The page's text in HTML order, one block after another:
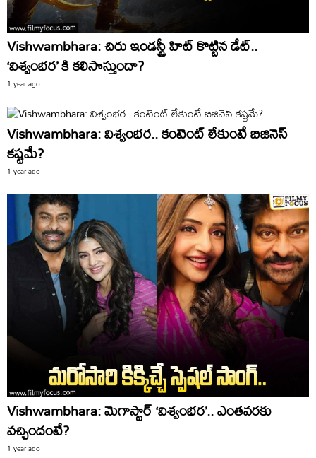
Vishwambhara: చిరు ఇండస్ట్రీ హిట్ కొట్టిన డేట్..
‘విశ్వంభర’ కి కలిసొస్తుందా?
1 year ago
Vishwambhara: విశ్వంభర.. కంటెంట్ లేకుంటే బిజినెస్
కష్టమే?
1 year ago
Vishwambhara: మెగాస్టార్ ‘విశ్వంభర’.. ఎంతవరకు
వచ్చిందంటే?
1 year ago